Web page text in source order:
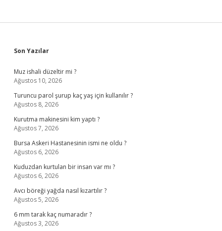
Sidebar
Son Yazılar
Muz ishali düzeltir mi ?
Ağustos 10, 2026
Turuncu parol şurup kaç yaş için kullanılır ?
Ağustos 8, 2026
Kurutma makinesini kim yaptı ?
Ağustos 7, 2026
Bursa Askeri Hastanesinin ismi ne oldu ?
Ağustos 6, 2026
Kuduzdan kurtulan bir insan var mı ?
Ağustos 6, 2026
Avcı böreği yağda nasıl kızartılır ?
Ağustos 5, 2026
6 mm tarak kaç numaradır ?
Ağustos 3, 2026